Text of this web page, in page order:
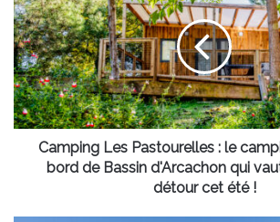
Pastourelles
:
le
camping
familial
en
bord
Bassin
Camping Les Pastourelles : le
bord de Bassin d'Arcachon qui
détour cet été !